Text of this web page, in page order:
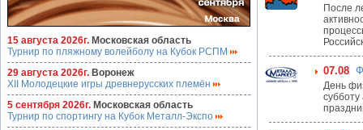
15 августа 2026г. Московская область
Турнир по пляжному волейболу на Кубок РСПМ
29 августа 2026г. Воронеж
ХII Молодецкие игры древнерусских племён
5 сентября 2026г. Московская область
Турнир по спортингу на Кубок Металл-Экспо
После
07.08
День
субботу